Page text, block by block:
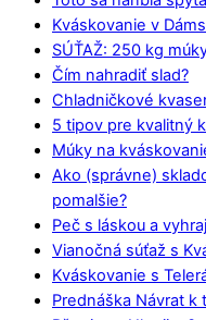
Kváskovanie v
SÚŤAŽ: 250 kg
Čím nahradiť slad?
Chladničkové
5 tipov pre kvalitný
Múky na
Ako (správne)
pomalšie?
Peč s láskou a
Vianočná súťaž s
Kváskovanie s
Prednáška Návrat k